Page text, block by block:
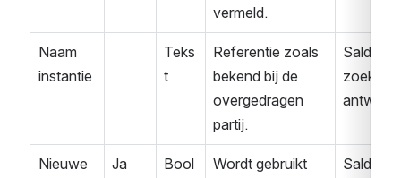
vermeld.
Naam
instantie
Teks
t
Referentie zoals
bekend bij de
overgedragen
partij.
Saldover
zoek
Nieuwe
Ja
Bool
Wordt gebruikt
Saldover